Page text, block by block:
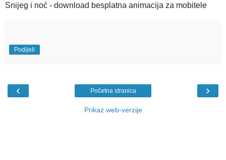
Snijeg i noć - download besplatna animacija za mobitele
Podijeli
‹ ›
Početna stranica
Prikaz web-verzije